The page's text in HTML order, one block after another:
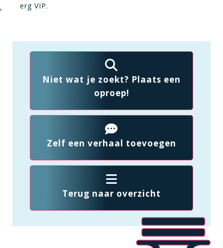
erg VIP.
Niet wat je zoekt? Plaats een
oproep!
Zelf een verhaal toevoegen
Terug naar overzicht